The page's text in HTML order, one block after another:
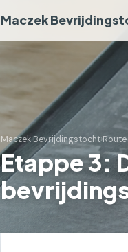
Maczek
Maczek Bevrijdingstocht›
Etappe 3: